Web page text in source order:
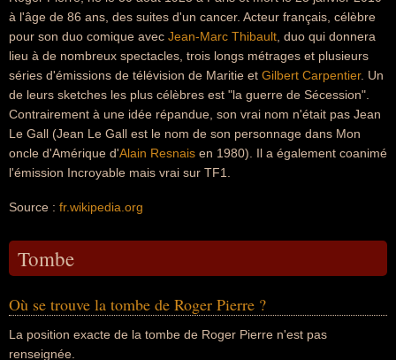
à l'âge de 86 ans, des suites d'un cancer. Acteur français, célèbre
pour son duo comique avec Jean-Marc Thibault , duo qui donnera
lieu à de nombreux spectacles, trois longs métrages et plusieurs
séries d'émissions de télévision de Maritie et Gilbert Carpentier. Un
de leurs sketches les plus célèbres est "la guerre de Sécession".
Contrairement à une idée répandue, son vrai nom n'était pas Jean
Le Gall (Jean Le Gall est le nom de son personnage dans Mon
oncle d'Amérique d'Alain Resnais en 1980). Il a également coanimé
l'émission Incroyable mais vrai sur TF1.
Source : fr.wikipedia.org
Tombe
Où se trouve la tombe de Roger Pierre ?
La position exacte de la tombe de Roger Pierre n'est pas
renseignée.